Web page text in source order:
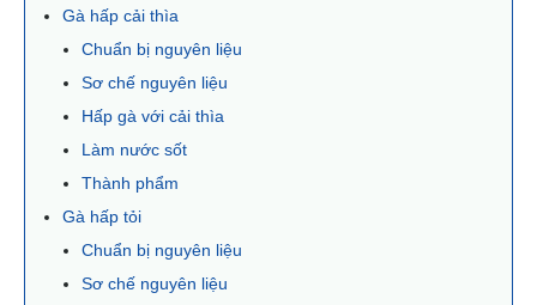
Gà hấp cải thìa
Chuẩn bị nguyên liệu
Sơ chế nguyên liệu
Hấp gà với cải thìa
Làm nước sốt
Thành phẩm
Gà hấp tỏi
Chuẩn bị nguyên liệu
Sơ chế nguyên liệu